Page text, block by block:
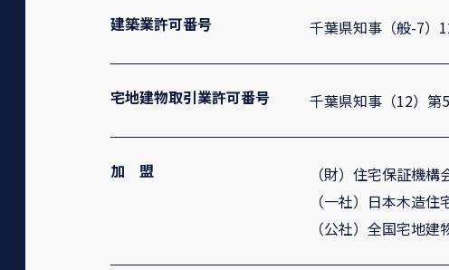
建築業許可番号 千葉県知事（般-7）
宅地建物取引業許可番号 千葉県知事（12）第
加 盟
（財）住宅保証機構
（一社）日本木造
（公社）全国宅地